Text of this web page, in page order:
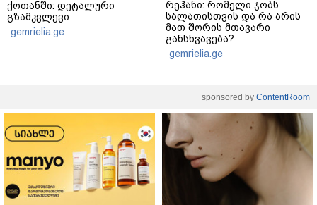
ქოთანში: დეტალური
გზამკვლევი
gemrielia.ge
რეჰანი: რომელი ჯობს
სალათისთვის და რა არის
მათ შორის მთავარი
განსხვავება?
gemrielia.ge
sponsored by ContentRoom